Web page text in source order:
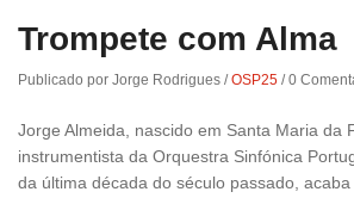
Trompete com Alma
Publicado por Jorge Rodrigues /OSP25 /0
Jorge Almeida, nascido em Santa Maria da
instrumentista da Orquestra Sinfónica
da última década do século passado,